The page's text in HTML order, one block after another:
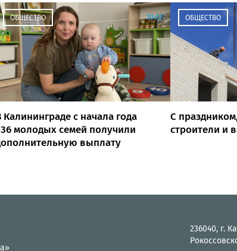
ОБЩЕСТВО 10:07
Калининграде с начала года
молодых семей получили
выплату
ОБЩЕСТВО
С
строители и
236040, г.